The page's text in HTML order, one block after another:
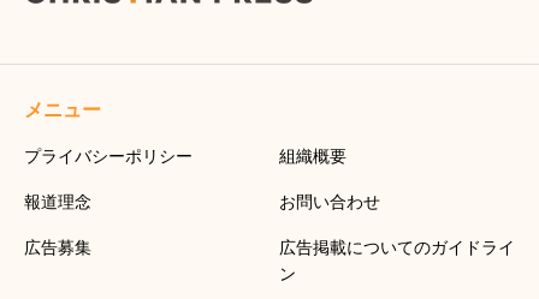
メニュー
プライバシーポリシー 組織概要
報道理念 お問い合わせ
広告募集
広告掲載についてのガイドライ
ン